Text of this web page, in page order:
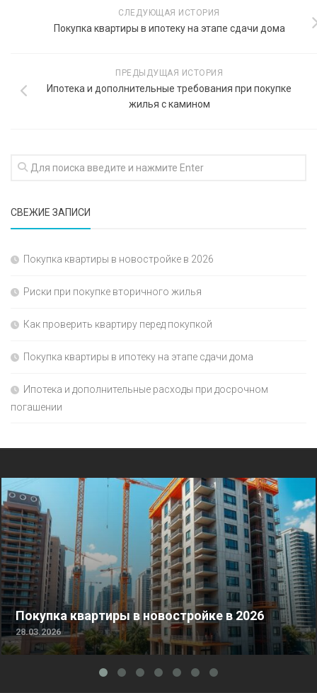
СЛЕДУЮЩАЯ ИСТОРИЯ
Покупка квартиры в ипотеку на этапе сдачи дома
ПРЕДЫДУЩАЯ ИСТОРИЯ
Ипотека и дополнительные требования при покупке
жилья с камином
СВЕЖИЕ ЗАПИСИ
Покупка квартиры в новостройке в 2026
Риски при покупке вторичного жилья
Как проверить квартиру перед покупкой
Покупка квартиры в ипотеку на этапе сдачи дома
Ипотека и дополнительные расходы при досрочном
погашении
Покупка квартиры в новостройке в 2026
28.03.2026